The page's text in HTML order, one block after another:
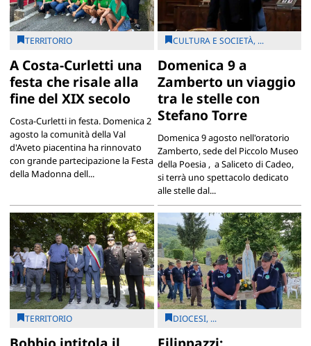
TERRITORIO
A Costa-Curletti una
festa che risale alla
fine del XIX secolo
Costa-Curletti in festa. Domenica 2
agosto la comunità della Val
d'Aveto piacentina ha rinnovato
con grande partecipazione la Festa
della Madonna dell...
CULTURA E SOCIETÀ, ...
Domenica 9 a
Zamberto un viaggio
tra le stelle con
Stefano Torre
Domenica 9 agosto nell'oratorio
Zamberto, sede del Piccolo Museo
della Poesia , a Saliceto di Cadeo,
si terrà uno spettacolo dedicato
alle stelle dal...
TERRITORIO DIOCESI, ...